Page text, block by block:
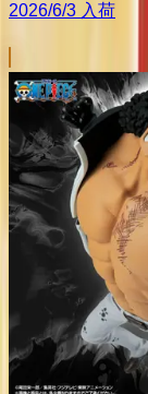
2026/6/3 入荷